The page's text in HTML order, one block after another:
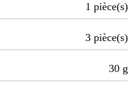
1 pièce(s)
3 pièce(s)
30 g